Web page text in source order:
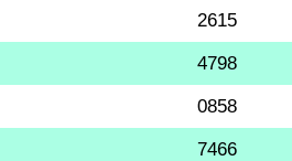
2615
4798
0858
7466